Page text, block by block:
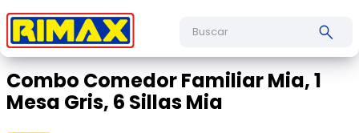
Combo Comedor Familiar Mia, 1
Mesa Gris, 6 Sillas Mia